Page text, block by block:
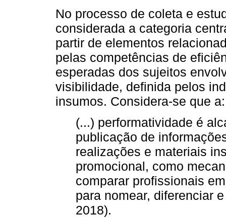
No processo de coleta e
considerada a categoria
partir de elementos
pelas competências de
esperadas dos sujeitos
visibilidade, definida pelos
insumos. Considera-se que a:
(...) performatividade é
publicação de
realizações e materiais
promocional, como
comparar profissionais
para nomear, diferenciar
2018).